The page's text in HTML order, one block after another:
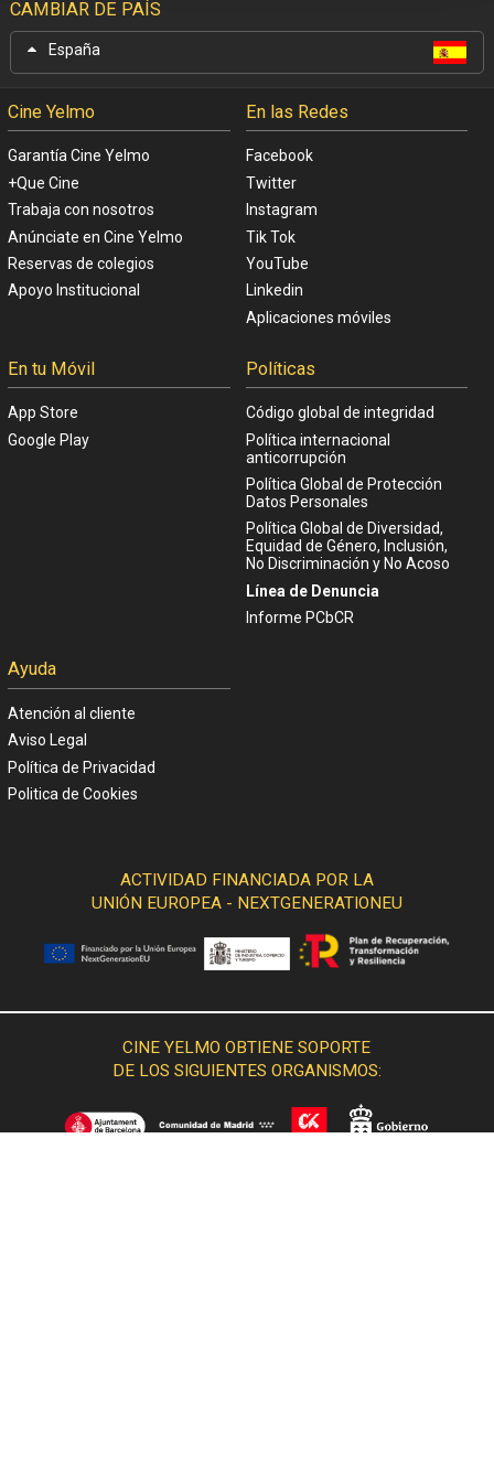
CAMBIAR DE PAÍS
España
Cine Yelmo
Garantía Cine Yelmo
+Que Cine
Trabaja con nosotros
Anúnciate en Cine Yelmo
Reservas de colegios
Apoyo Institucional
En las Redes
Facebook
Twitter
Instagram
Tik Tok
YouTube
Linkedin
Aplicaciones móviles
En tu Móvil
App Store
Google Play
Políticas
Código global de integridad
Política internacional
anticorrupción
Política Global de Protección
Datos Personales
Política Global de Diversidad,
Equidad de Género, Inclusión,
No Discriminación y No Acoso
Línea de Denuncia
Informe PCbCR
Ayuda
Atención al cliente
Aviso Legal
Política de Privacidad
Politica de Cookies
ACTIVIDAD FINANCIADA POR LA
UNIÓN EUROPEA - NEXTGENERATIONEU
CINE YELMO OBTIENE SOPORTE
DE LOS SIGUIENTES ORGANISMOS: